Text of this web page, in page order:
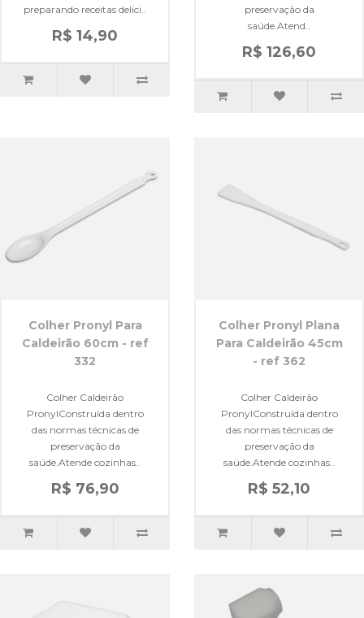
preparando receitas delici..
R$ 14,90
preservação da
saúde.Atend..
R$ 126,60
Colher Pronyl Para
Caldeirão 60cm - ref
332
Colher Caldeirão
PronylConstruída dentro
das normas técnicas de
preservação da
saúde.Atende cozinhas..
R$ 76,90
Colher Pronyl Plana
Para Caldeirão 45cm
- ref 362
Colher Caldeirão
PronylConstruída dentro
das normas técnicas de
preservação da
saúde.Atende cozinhas..
R$ 52,10